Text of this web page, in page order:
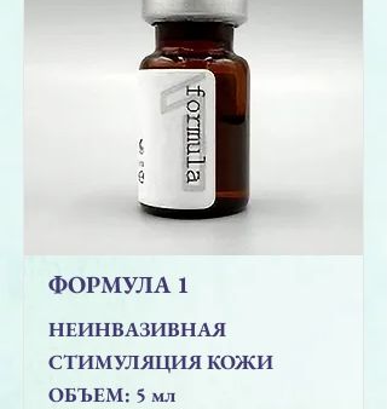
ФОРМУЛА 1
НЕИНВАЗИВНАЯ
СТИМУЛЯЦИЯ КОЖИ
ОБЪЕМ: 5 мл